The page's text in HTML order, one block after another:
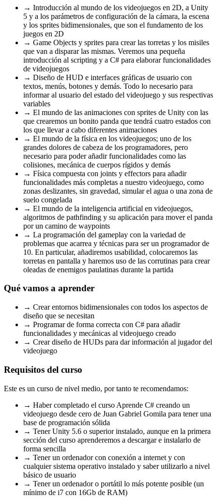
→ Introducción al mundo de los videojuegos en 2D, a Unity
5 y a los parámetros de configuración de la cámara, la escena
y los sprites bidimensionales, que son el fundamento de los
juegos en 2D
→ Game Objects y sprites para crear las torretas y los misiles
que van a disparar las mismas. Veremos una pequeña
introducción al scripting y a C# para elaborar funcionalidades
de videojuegos
→ Diseño de HUD e interfaces gráficas de usuario con
textos, menús, botones y demás. Todo lo necesario para
informar al usuario del estado del videojuego y sus respectivas
variables
→ El mundo de las animaciones con sprites de Unity con las
que crearemos un bonito panda que tendrá cuatro estados con
los que llevar a cabo diferentes animaciones
→ El mundo de la física en los videojuegos; uno de los
grandes dolores de cabeza de los programadores, pero
necesario para poder añadir funcionalidades como las
colisiones, mecánica de cuerpos rígidos y demás
→ Física compuesta con joints y effectors para añadir
funcionalidades más completas a nuestro videojuego, como
zonas deslizantes, sin gravedad, simular el agua o una zona de
suelo congelada
→ El mundo de la inteligencia artificial en videojuegos,
algoritmos de pathfinding y su aplicación para mover el panda
por un camino de waypoints
→ La programación del gameplay con la variedad de
problemas que acarrea y técnicas para ser un programador de
10. En particular, añadiremos usabilidad, colocaremos las
torretas en pantalla y haremos uso de las corrutinas para crear
oleadas de enemigos paulatinas durante la partida
Qué vamos a aprender
→ Crear entornos bidimensionales con todos los aspectos de
diseño que se necesitan
→ Programar de forma correcta con C# para añadir
funcionalidades y mecánicas al videojuego creado
→ Crear diseño de HUDs para dar información al jugador del
videojuego
Requisitos del curso
Este es un curso de nivel medio, por tanto te recomendamos:
→ Haber completado el curso Aprende C# creando un
videojuego desde cero de Juan Gabriel Gomila para tener una
base de programación sólida
→ Tener Unity 5.6 o superior instalado, aunque en la primera
sección del curso aprenderemos a descargar e instalarlo de
forma sencilla
→ Tener un ordenador con conexión a internet y con
cualquier sistema operativo instalado y saber utilizarlo a nivel
básico de usuario
→ Tener un ordenador o portátil lo más potente posible (un
mínimo de i7 con 16Gb de RAM)